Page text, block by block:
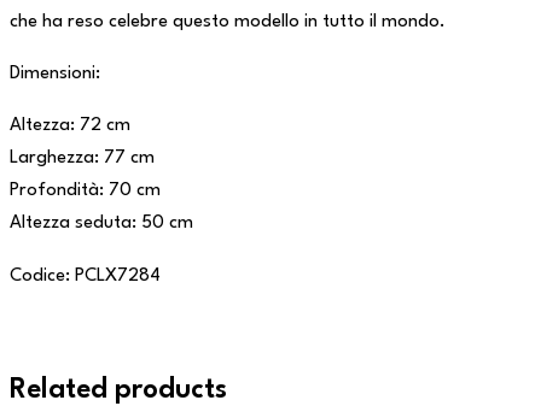
che ha reso celebre questo modello in tutto il mondo.
Dimensioni:
Altezza: 72 cm
Larghezza: 77 cm
Profondità: 70 cm
Altezza seduta: 50 cm
Codice: PCLX7284
Related products